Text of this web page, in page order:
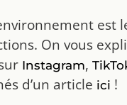
est
On vous
Instagram,
d’un article ici !